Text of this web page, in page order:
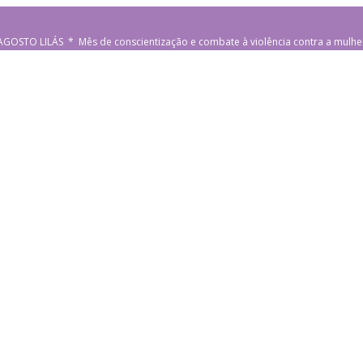
LILÁS * Mês de conscientização e combate à violência contra a